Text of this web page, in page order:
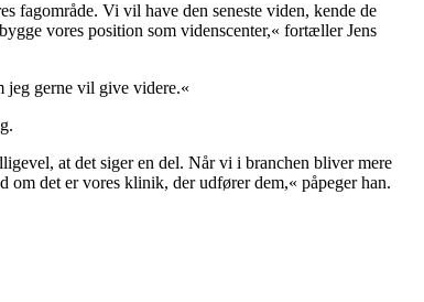
fagområde. Vi vil have den seneste viden, kende de
vores position som videnscenter,« fortæller Jens
jeg gerne vil give videre.«
at det siger en del. Når vi i branchen bliver mere
om det er vores klinik, der udfører dem,« påpeger han.